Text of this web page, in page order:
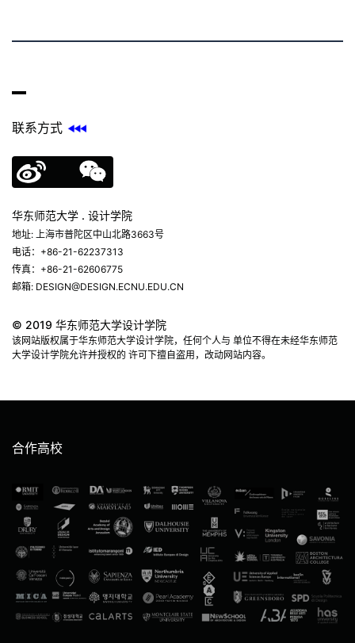
联系方式
华东师范大学 . 设计学院
地址: 上海市普陀区中山北路3663号
电话：+86-21-62237313
传真：+86-21-62606775
邮箱: DESIGN@DESIGN.ECNU.EDU.CN
© 2019 华东师范大学设计学院
该网站版权属于华东师范大学设计学院，任何个人与 单位不得在未经华东师范
大学设计学院允许并授权的 许可下擅自盗用，改动网站内容。
合作高校